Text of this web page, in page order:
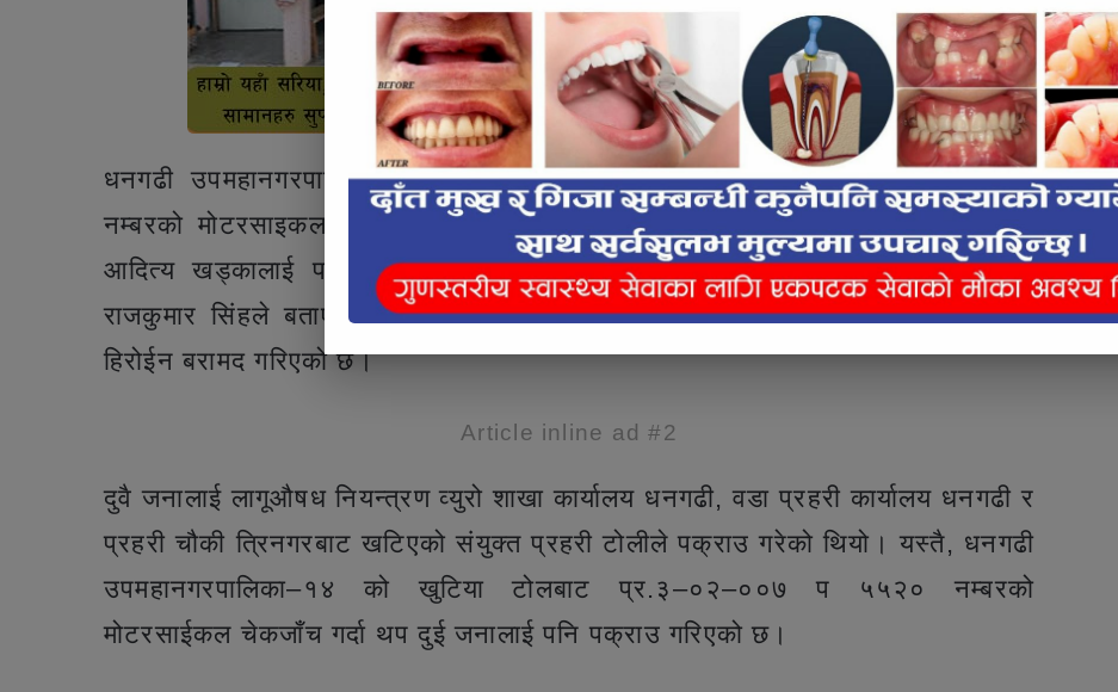
धनगढी उपमहानगरपालिका–२ को ब्यारेल नजिकै सुदूरपश्चिम प्रदेश ०१००८ प २७३३
नम्बरको मोटरसाइकल चेकजाँच गर्दा धनगढी–७ बस्ने १९ वर्षीय जिवन मन्ने र २७ वर्षीय
आदित्य खड्कालाई पक्राउ गरिएको कैलालीका प्रवक्ता प्रहरी नायब उपरीक्षक(डीएसपी)
राजकुमार सिंहले बताए। उनीहरुको साथबाट चार ४ ग्राम ३८०मिलिग्राम लागूऔषध खैरो
हिरोईन बरामद गरिएको छ।
Article inline ad #2
दुवै जनालाई लागूऔषध नियन्त्रण व्युरो शाखा कार्यालय धनगढी, वडा प्रहरी कार्यालय धनगढी र
प्रहरी चौकी त्रिनगरबाट खटिएको संयुक्त प्रहरी टोलीले पक्राउ गरेको थियो। यस्तै, धनगढी
उपमहानगरपालिका–१४ को खुटिया टोलबाट प्र.३–०२–००७ प ५५२० नम्बरको
मोटरसाईकल चेकजाँच गर्दा थप दुई जनालाई पनि पक्राउ गरिएको छ।